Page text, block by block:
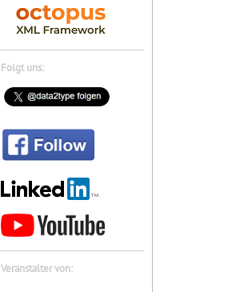
Folgt uns:
Veranstalter von: